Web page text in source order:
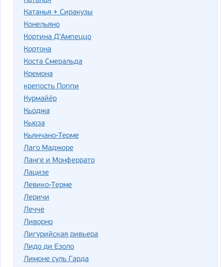
Катанья + Сиракузы
Конельяно
Кортина Д'Ампеццо
Кортона
Коста Смеральда
Кремона
крепость Поппи
Курмайёр
Кьоджа
Кьюза
Кьянчано-Терме
Лаго Маджоре
Ланге и Монферрато
Лацизе
Левико-Терме
Леричи
Лечче
Ливорно
Лигурийская ривьера
Лидо ди Езоло
Лимоне суль Гарда